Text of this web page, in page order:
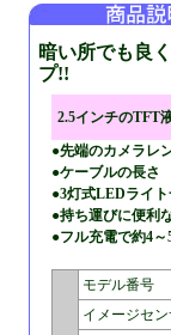
暗い所でも良
プ!!
2.5インチのTFT
●先端のカメラレ
●ケーブルの長さ
●3灯式LEDライ
●持ち運びに便利
●フル充電で約4
モデル番号
イメージセ